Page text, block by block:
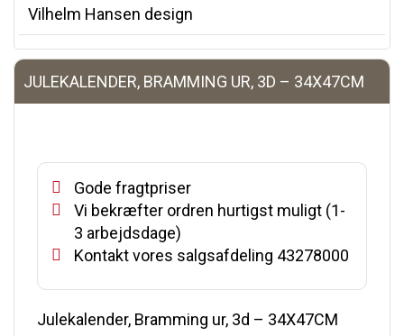
Vilhelm Hansen design
JULEKALENDER, BRAMMING UR, 3D – 34X47CM
Gode fragtpriser
Vi bekræfter ordren hurtigst muligt (1-
3 arbejdsdage)
Kontakt vores salgsafdeling 43278000
Julekalender, Bramming ur, 3d – 34X47CM